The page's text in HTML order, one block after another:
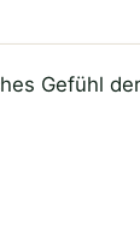
Gefühl